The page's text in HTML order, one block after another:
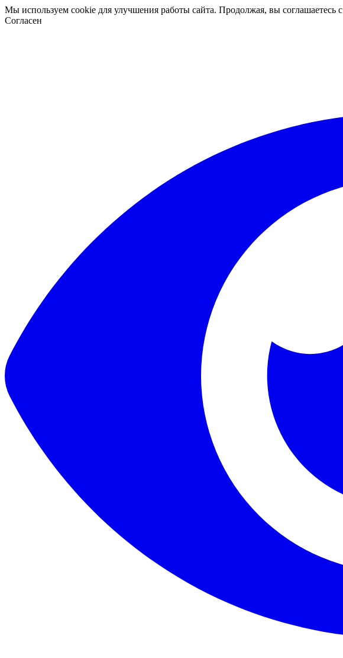
Мы используем cookie для улучшения работы сайта. Продолжая, вы соглашаетесь с
Согласен